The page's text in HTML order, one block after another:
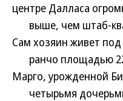
центре Далласа
выше, чем штаб-
Сам хозяин живет
ранчо площадью 22
Марго, урожденной
четырьмя